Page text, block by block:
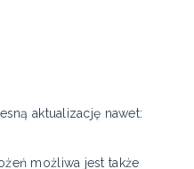
aktualizację nawet:
możliwa jest także